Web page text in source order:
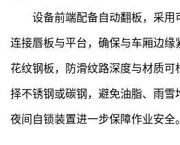
设备前端配备自动翻板，采用
连接唇板与平台，确保与车厢边缘
花纹钢板，防滑纹路深度与材质
择不锈钢或碳钢，避免油脂、雨雪
夜间自锁装置进一步保障作业安全。